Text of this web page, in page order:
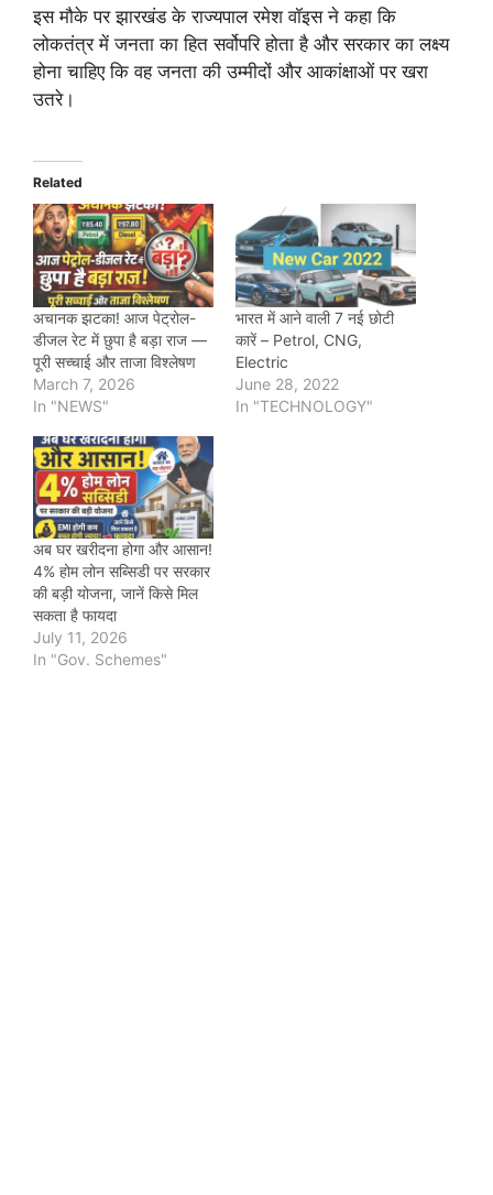
इस मौके पर झारखंड के राज्यपाल रमेश वॉइस ने कहा कि
लोकतंत्र में जनता का हित सर्वोपरि होता है और सरकार का लक्ष्य
होना चाहिए कि वह जनता की उम्मीदों और आकांक्षाओं पर खरा
उतरे।
Related
अचानक झटका! आज पेट्रोल-
डीजल रेट में छुपा है बड़ा राज —
पूरी सच्चाई और ताजा विश्लेषण
March 7, 2026
In "NEWS"
भारत में आने वाली 7 नई छोटी
कारें – Petrol, CNG,
Electric
June 28, 2022
In "TECHNOLOGY"
अब घर खरीदना होगा और आसान!
4% होम लोन सब्सिडी पर सरकार
की बड़ी योजना, जानें किसे मिल
सकता है फायदा
July 11, 2026
In "Gov. Schemes"